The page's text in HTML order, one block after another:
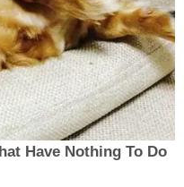
Have Nothing To Do